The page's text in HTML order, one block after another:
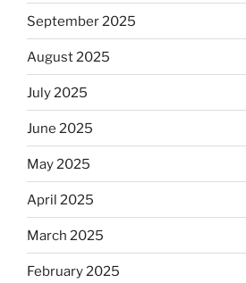
September 2025
August 2025
July 2025
June 2025
May 2025
April 2025
March 2025
February 2025